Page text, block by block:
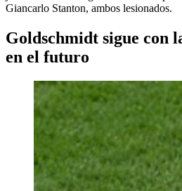
Giancarlo Stanton, ambos lesionados.
Goldschmidt sigue con
en el futuro